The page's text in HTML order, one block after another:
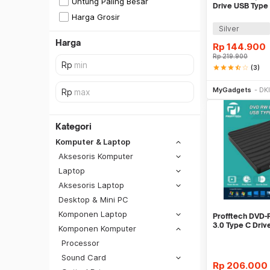
Harga Grosir
Harga
Kategori
Komputer & Laptop
Aksesoris Komputer
Laptop
Aksesoris Laptop
Desktop & Mini PC
Komponen Laptop
Komponen Komputer
Processor
Sound Card
SiCepat REG
SiCepat BEST
Drive USB
Silver
Rp 144.900
Rp219.900
starstarstarstar_halfstar_border (3)
MyGadgets
Profftech DVD-
3.0 Type C
Rp 206.000